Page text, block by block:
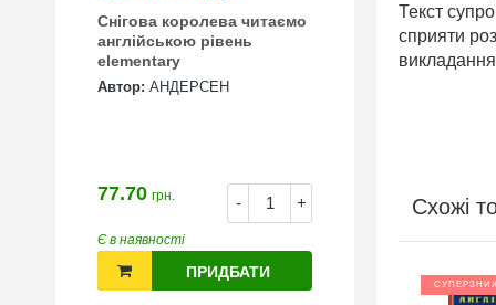
Снігова королева читаємо
англійською рівень
elementary
Автор: АНДЕРСЕН
- +
77.70 грн.
Є в наявності
ПРИДБАТИ
Текст
сприяти
Схожі
СУПЕРЗНИЖКА